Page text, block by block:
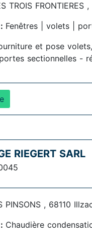
TROIS FRONTIERES
Fenêtres | volets |
et pose
sectionnelles -
RIEGERT SARL
PINSONS , 68110
Chaudière